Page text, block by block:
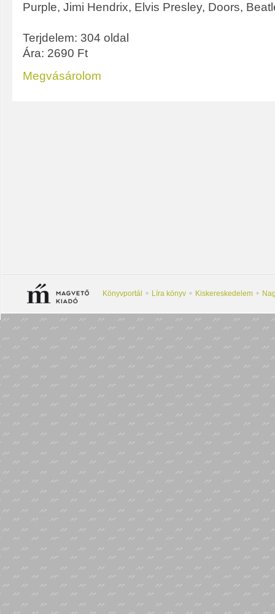
Purple, Jimi Hendrix, Elvis Presley, Doors,
Terjdelem: 304 oldal
Ára: 2690 Ft
Megvásárolom
Könyvportál Líra könyv Kiskereskedelem